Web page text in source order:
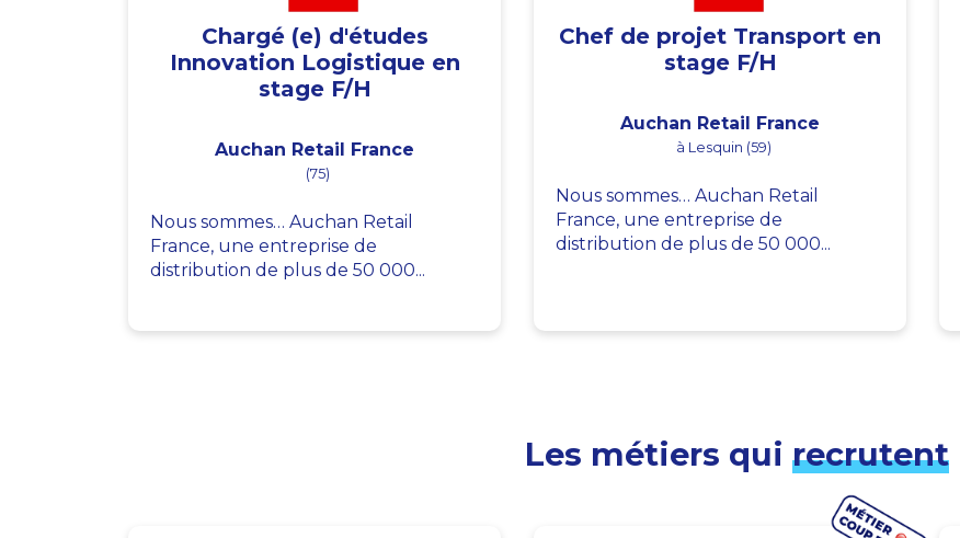
Chargé (e) d'études
Innovation Logistique en
stage F/H
Auchan Retail France
(75)
Nous sommes… Auchan Retail
France, une entreprise de
distribution de plus de 50 000...
Chef de projet Transport en
stage F/H
Auchan Retail France
à Lesquin (59)
Nous sommes… Auchan Retail
France, une entreprise de
distribution de plus de 50 000...
Les métiers qui recrutent